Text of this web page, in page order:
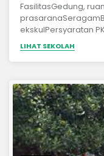
FasilitasGedung,
ekskulPersyaratan
SDMengikuti tes
calon santri dan
LIHAT SEKOLAH